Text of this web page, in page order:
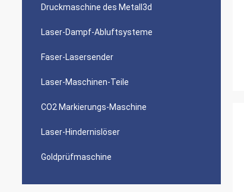
Druckmaschine des Metall3d
Laser-Dampf-Abluftsysteme
Faser-Lasersender
Laser-Maschinen-Teile
CO2 Markierungs-Maschine
Laser-Hindernislöser
Goldprüfmaschine